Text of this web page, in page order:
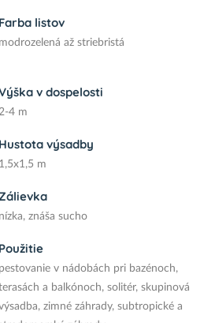
Farba listov
modrozelená až striebristá
v dospelosti
4 m
Hustota výsadby
1,5x1,5 m
nízka, znáša sucho
Použitie
pestovanie v nádobách pri bazénoch,
a balkónoch, solitér, skupinová
zimné záhrady, subtropické a